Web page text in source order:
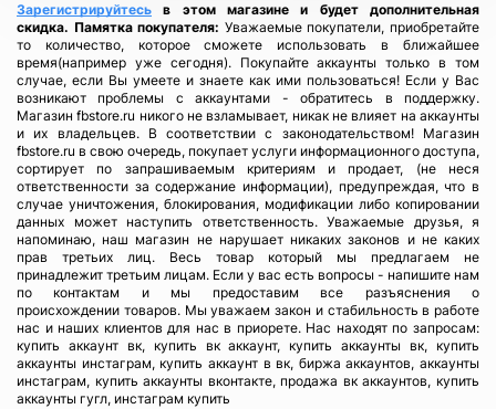
Зарегистрируйтесь
в этом магазине и будет дополнительная
скидка. Памятка покупателя: Уважаемые покупатели, приобретайте
то количество, которое сможете использовать в ближайшее
время(например уже сегодня). Покупайте аккаунты только в том
случае, если Вы умеете и знаете как ими пользоваться! Если у Вас
возникают проблемы с аккаунтами - обратитесь в поддержку.
Магазин fbstore.ru никого не взламывает, никак не влияет на аккаунты
и их владельцев. В соответствии с законодательством! Магазин
fbstore.ru в свою очередь, покупает услуги информационного доступа,
сортирует по запрашиваемым критериям и продает, (не неся
ответственности за содержание информации), предупреждая, что в
случае уничтожения, блокирования, модификации либо копировании
данных может наступить ответственность. Уважаемые друзья, я
напоминаю, наш магазин не нарушает никаких законов и не каких
прав третьих лиц. Весь товар который мы предлагаем не
принадлежит третьим лицам. Если у вас есть вопросы - напишите нам
по контактам и мы предоставим все разъяснения о
происхождении товаров. Мы уважаем закон и стабильность в работе
нас и наших клиентов для нас в приорете. Нас находят по запросам:
купить аккаунт вк, купить вк аккаунт, купить аккаунты вк, купить
аккаунты инстаграм, купить аккаунт в вк, биржа аккаунтов, аккаунты
инстаграм, купить аккаунты вконтакте, продажа вк аккаунтов, купить
аккаунты гугл, инстаграм купить